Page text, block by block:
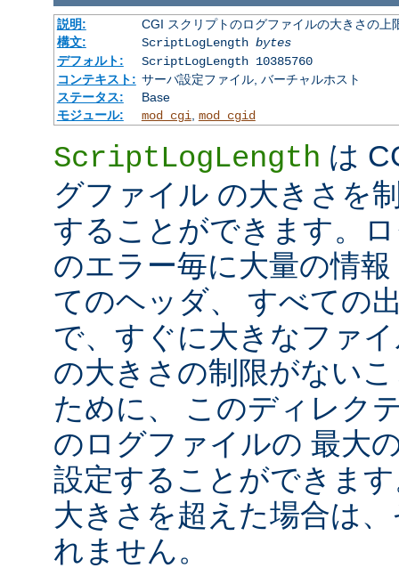
説明:
CGI スクリプトのログファイルの大きさの上
構文:
ScriptLogLength bytes
デフォルト:
ScriptLogLength 10385760
コンテキスト: サーバ設定ファイル, バーチャルホスト
ステータス:
Base
モジュール:
mod_cgi mod_cgid
ScriptLogLength は
グファイル の大きさを
することができます。
のエラー毎に大量の情
てのヘッダ、 すべての
で、すぐに大きなファ
の大きさの制限がない
ために、 このディレク
のログファイルの 最大
設定することができま
大きさを超えた場合は
れません。